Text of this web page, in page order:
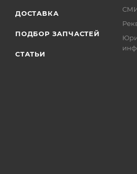
ДОСТАВКА
ПОДБОР ЗАПЧАСТЕЙ
СТАТЬИ